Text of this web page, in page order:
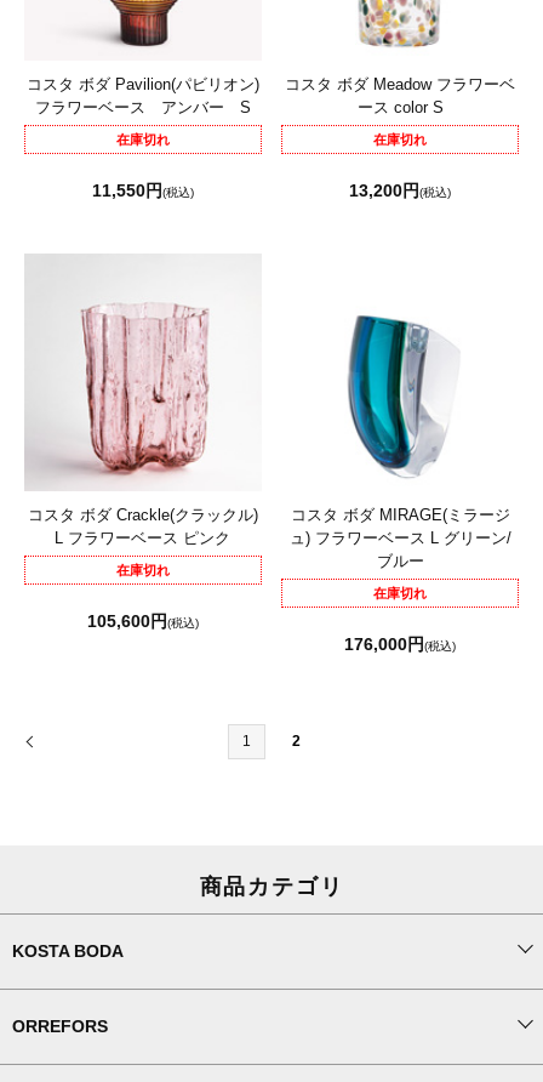
コスタ ボダ Pavilion(パビリオン)
フラワーベース アンバー S
在庫切れ
11,550円(税込)
コスタ ボダ Meadow フラワーベ
ース color S
在庫切れ
13,200円(税込)
コスタ ボダ Crackle(クラックル)
L フラワーベース ピンク
在庫切れ
105,600円(税込)
コスタ ボダ MIRAGE(ミラージ
ュ) フラワーベース L グリーン/
ブルー
在庫切れ
176,000円(税込)
1 2
商品カテゴリ
KOSTA BODA
ORREFORS